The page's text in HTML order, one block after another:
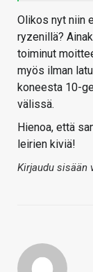
Olikos nyt niin
ryzenillä?
toiminut
myös ilman
koneesta 10-
välissä.
Hienoa, että
leirien kiviä!
Kirjaudu sisään